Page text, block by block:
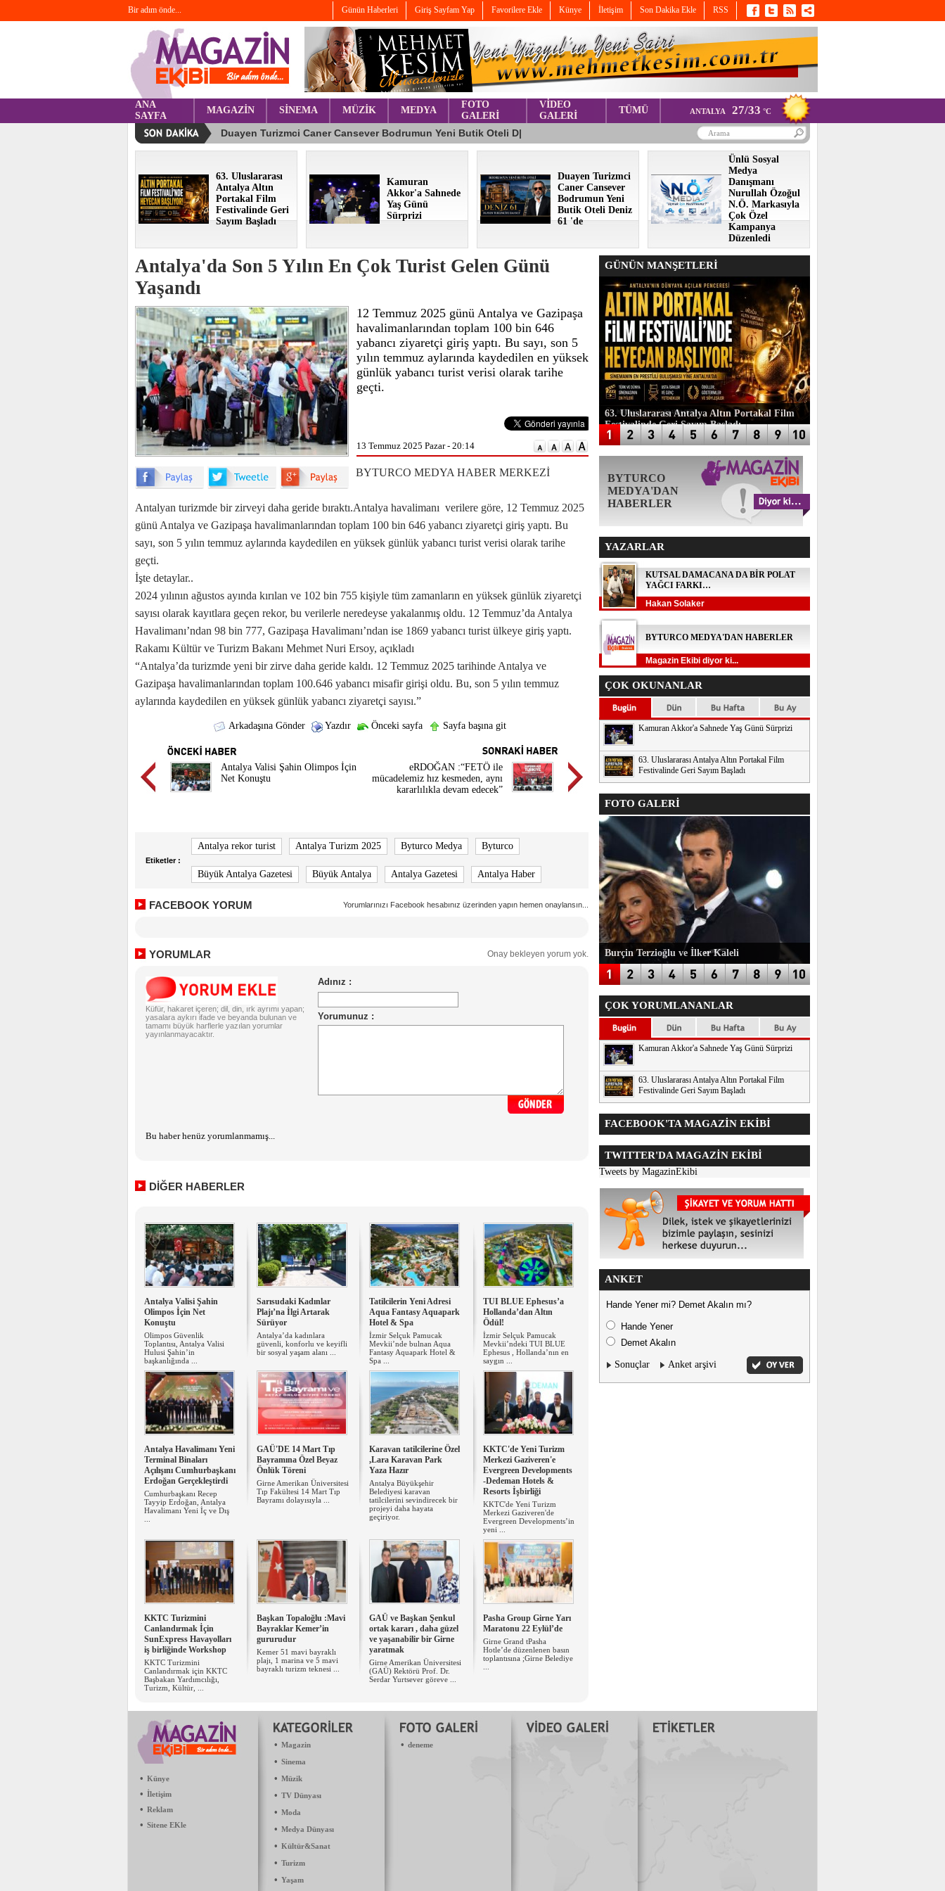
Bir adım önde... Günün Haberleri Giriş Sayfam Yap Favorilere Ekle Künye İletişim Son Dakika Ekle RSS
ANA
SAYFA
MAGAZİN SİNEMA MÜZİK MEDYA
FOTO
GALERİ
VİDEO
GALERİ
TÜMÜ ANTALYA 27/33 °C
63. Uluslararası
Antalya Altın
Portakal Film
Festivalinde Geri
Sayım Başladı
Kamuran
Akkor'a Sahnede
Yaş Günü
Sürprizi
Duayen Turizmci
Caner Cansever
Bodrumun Yeni
Butik Oteli Deniz
61 'de
Ünlü Sosyal
Medya
Danışmanı
Nurullah Özoğul
N.Ö. Markasıyla
Çok Özel
Kampanya
Düzenledi
Antalya'da Son 5 Yılın En Çok Turist Gelen Günü
Yaşandı
12 Temmuz 2025 günü Antalya ve Gazipaşa
havalimanlarından toplam 100 bin 646
yabancı ziyaretçi giriş yaptı. Bu sayı, son 5
yılın temmuz aylarında kaydedilen en yüksek
günlük yabancı turist verisi olarak tarihe
geçti.
13 Temmuz 2025 Pazar - 20:14
BYTURCO MEDYA HABER MERKEZİ
Antalyan turizmde bir zirveyi daha geride bıraktı.Antalya havalimanı verilere göre, 12 Temmuz 2025
günü Antalya ve Gazipaşa havalimanlarından toplam 100 bin 646 yabancı ziyaretçi giriş yaptı. Bu
sayı, son 5 yılın temmuz aylarında kaydedilen en yüksek günlük yabancı turist verisi olarak tarihe
geçti.
İşte detaylar..
2024 yılının ağustos ayında kırılan ve 102 bin 755 kişiyle tüm zamanların en yüksek günlük ziyaretçi
sayısı olarak kayıtlara geçen rekor, bu verilerle neredeyse yakalanmış oldu. 12 Temmuz’da Antalya
Havalimanı’ndan 98 bin 777, Gazipaşa Havalimanı’ndan ise 1869 yabancı turist ülkeye giriş yaptı.
Rakamı Kültür ve Turizm Bakanı Mehmet Nuri Ersoy, açıkladı
“Antalya’da turizmde yeni bir zirve daha geride kaldı. 12 Temmuz 2025 tarihinde Antalya ve
Gazipaşa havalimanlarından toplam 100.646 yabancı misafir girişi oldu. Bu, son 5 yılın temmuz
aylarında kaydedilen en yüksek günlük yabancı ziyaretçi sayısı.”
Arkadaşına Gönder Yazdır Önceki sayfa Sayfa başına git
Antalya Valisi Şahin Olimpos İçin
Net Konuştu
eRDOĞAN :“FETÖ ile
mücadelemiz hız kesmeden, aynı
kararlılıkla devam edecek”
Etiketler :
Antalya rekor turist Antalya Turizm 2025 Byturco Medya Byturco
Büyük Antalya Gazetesi Büyük Antalya Antalya Gazetesi Antalya Haber
FACEBOOK YORUM Yorumlarınızı Facebook hesabınız üzerinden yapın hemen onaylansın...
YORUMLAR Onay bekleyen yorum yok.
Küfür, hakaret içeren; dil, din, ırk ayrımı yapan;
yasalara aykırı ifade ve beyanda bulunan ve
tamamı büyük harflerle yazılan yorumlar
yayınlanmayacaktır.
Bu haber henüz yorumlanmamış...
DİĞER HABERLER
Antalya Valisi Şahin
Olimpos İçin Net
Konuştu
Olimpos Güvenlik
Toplantısı, Antalya Valisi
Hulusi Şahin’in
başkanlığında ...
Sarısudaki Kadınlar
Plajı’na İlgi Artarak
Sürüyor
Antalya’da kadınlara
güvenli, konforlu ve keyifli
bir sosyal yaşam alanı ...
Tatilcilerin Yeni Adresi
Aqua Fantasy Aquapark
Hotel & Spa
İzmir Selçuk Pamucak
Mevkii’nde bulnan Aqua
Fantasy Aquapark Hotel &
Spa ...
TUI BLUE Ephesus’a
Hollanda’dan Altın
Ödül!
İzmir Selçuk Pamucak
Mevkii’ndeki TUI BLUE
Ephesus , Hollanda’nın en
saygın ...
Antalya Havalimanı Yeni
Terminal Binaları
Açılışını Cumhurbaşkanı
Erdoğan Gerçekleştirdi
Cumhurbaşkanı Recep
Tayyip Erdoğan, Antalya
Havalimanı Yeni İç ve Dış
GAÜ'DE 14 Mart Tıp
Bayramına Özel Beyaz
Önlük Töreni
Girne Amerikan Üniversitesi
Tıp Fakültesi 14 Mart Tıp
Bayramı dolayısıyla ...
Karavan tatilcilerine Özel
,Lara Karavan Park
Yaza Hazır
Antalya Büyükşehir
Belediyesi karavan
tatilcilerini sevindirecek bir
projeyi daha hayata
geçiriyor.
KKTC'de Yeni Turizm
Merkezi Gaziveren'e
Evergreen Developments
-Dedeman Hotels &
Resorts İşbirliği
KKTC'de Yeni Turizm
Merkezi Gaziveren'de
Evergreen Developments’in
yeni ...
KKTC Turizmini
Canlandırmak İçin
SunExpress Havayolları
iş birliğinde Workshop
KKTC Turizmini
Canlandırmak için KKTC
Başbakan Yardımcılığı,
Turizm, Kültür, ...
Başkan Topaloğlu :Mavi
Bayraklar Kemer’in
gururudur
Kemer 51 mavi bayraklı
plajı, 1 marina ve 5 mavi
bayraklı turizm teknesi ...
GAÜ ve Başkan Şenkul
ortak kararı , daha güzel
ve yaşanabilir bir Girne
yaratmak
Girne Amerikan Üniversitesi
(GAÜ) Rektörü Prof. Dr.
Serdar Yurtsever göreve ...
Pasha Group Girne Yarı
Maratonu 22 Eylül’de
Girne Grand tPasha
Hotle’de düzenlenen basın
toplantısına ;Girne Belediye
GÜNÜN MANŞETLERİ
63. Uluslararası Antalya Altın Portakal Film
Festivalinde Geri Sayım Başladı
BYTURCO
MEDYA'DAN
HABERLER
YAZARLAR
KUTSAL DAMACANA DA BİR POLAT
YAĞCI FARKI…
Hakan Solaker
BYTURCO MEDYA'DAN HABERLER
Magazin Ekibi diyor ki...
ÇOK OKUNANLAR
Kamuran Akkor'a Sahnede Yaş Günü Sürprizi
63. Uluslararası Antalya Altın Portakal Film
Festivalinde Geri Sayım Başladı
FOTO GALERİ
Burçin Terzioğlu ve İlker Kaleli
ÇOK YORUMLANANLAR
Kamuran Akkor'a Sahnede Yaş Günü Sürprizi
63. Uluslararası Antalya Altın Portakal Film
Festivalinde Geri Sayım Başladı
FACEBOOK'TA MAGAZİN EKİBİ
TWITTER'DA MAGAZİN EKİBİ
Tweets by MagazinEkibi
ANKET
Hande Yener mi? Demet Akalın mı?
Hande Yener
Demet Akalın
Sonuçlar Anket arşivi
• Künye
• İletişim
• Reklam
• Sitene EKle
• Magazin
• Sinema
• Müzik
• TV Dünyası
• Moda
• Medya Dünyası
• Kültür&Sanat
• Turizm
• Yaşam
• deneme